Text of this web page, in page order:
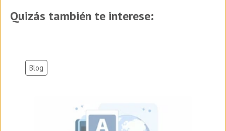
Quizás también te interese:
Blog